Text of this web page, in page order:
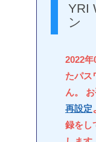
YRI
ン
2022
たパス
ん。 お
再設定
録をし